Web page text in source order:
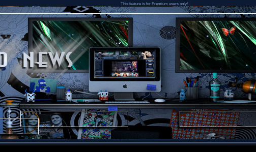
This feature is for Premium users only!